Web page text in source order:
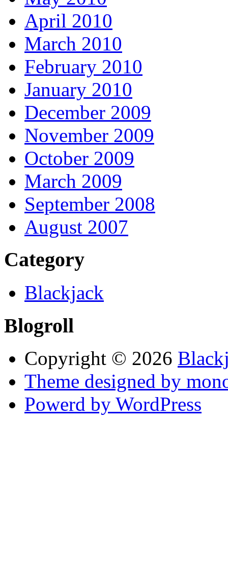
April 2010
March 2010
February 2010
January 2010
December 2009
November 2009
October 2009
March 2009
September 2008
August 2007
Category
Blackjack
Blogroll
Copyright © 2026
Theme designed by
Powerd by WordPress